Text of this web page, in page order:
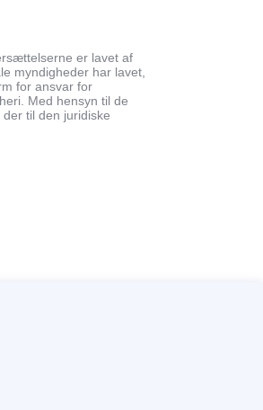
er lavet af
myndigheder har lavet,
for ansvar for
Med hensyn til de
til den juridiske